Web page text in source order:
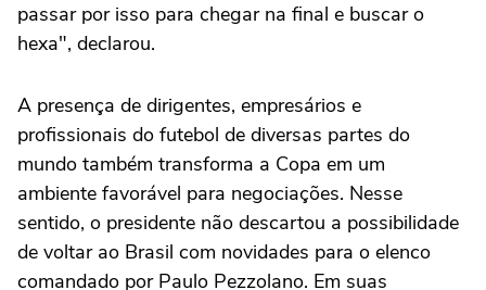
passar por isso para chegar na final e buscar o
hexa", declarou.
A presença de dirigentes, empresários e
profissionais do futebol de diversas partes do
mundo também transforma a Copa em um
ambiente favorável para negociações. Nesse
sentido, o presidente não descartou a possibilidade
de voltar ao Brasil com novidades para o elenco
comandado por Paulo Pezzolano. Em suas